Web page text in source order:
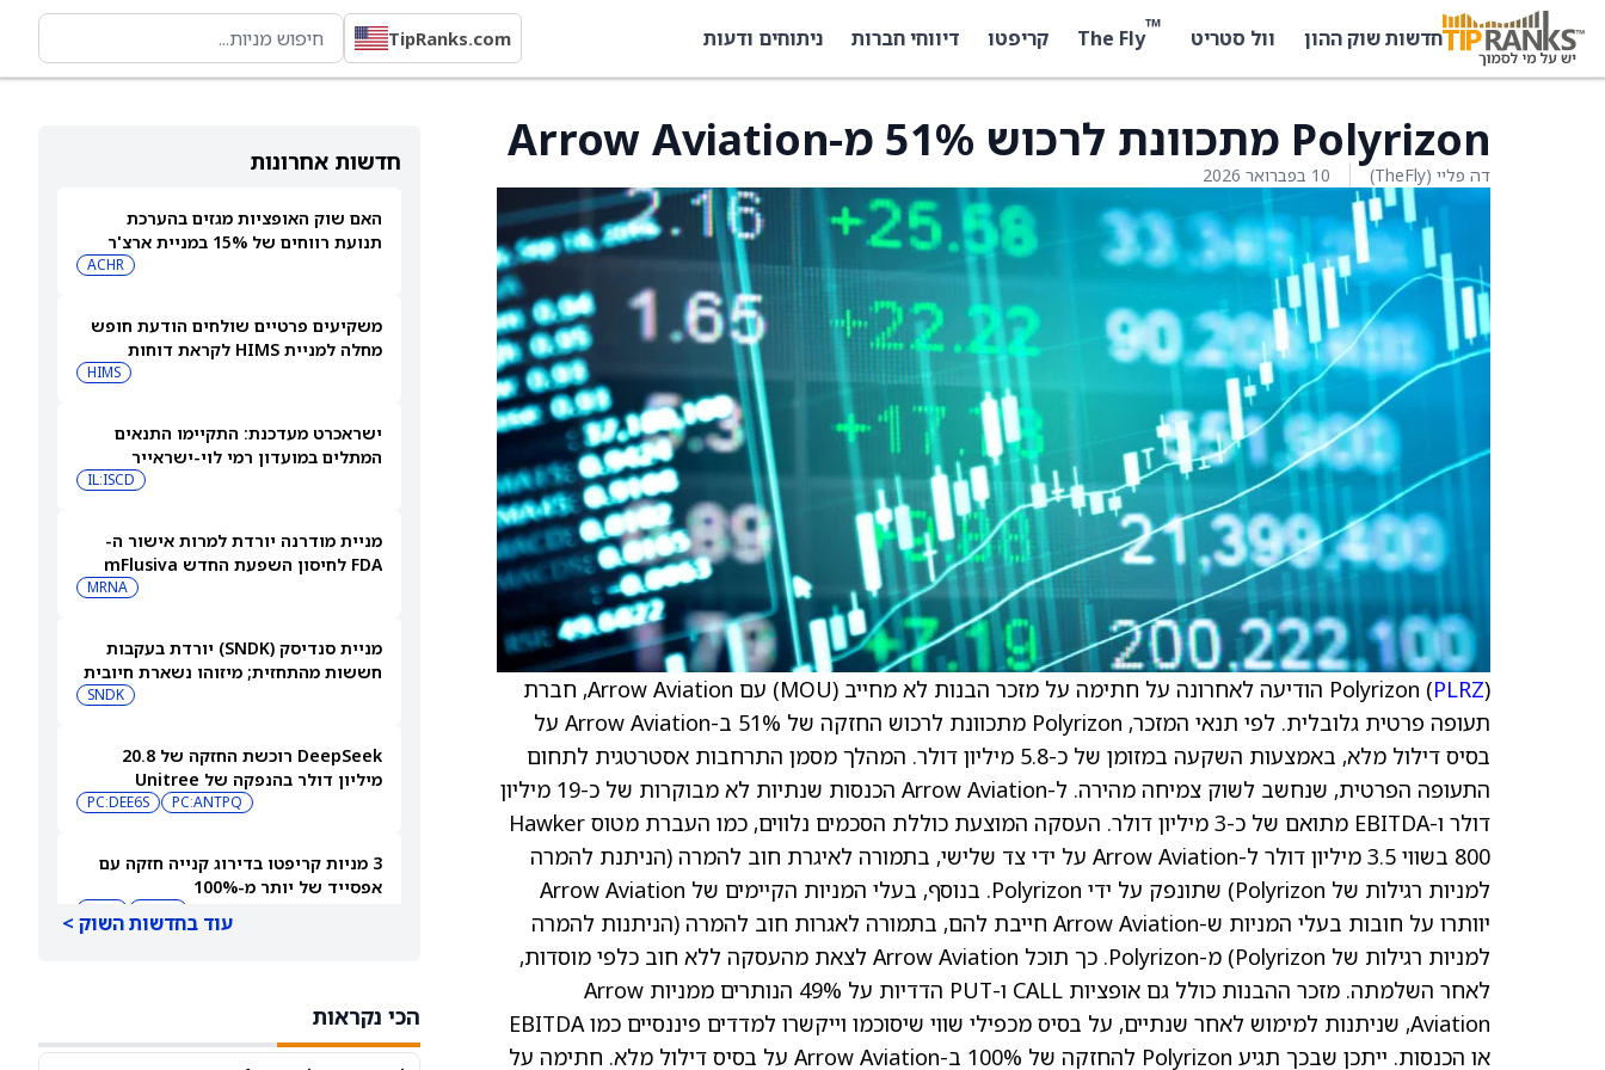
חדשות שוק ההון וול סטריט ™
The Fly קריפטו דיווחי חברות ניתוחים ודעות TipRanks.com
חדשות אחרונות
האם שוק האופציות מגזים בהערכת
תנועת רווחים של 15% במניית ארצ'ר
ACHR
משקיעים פרטיים שולחים הודעת חופש
מחלה למניית HIMS לקראת דוחות
HIMS
ישראכרט מעדכנת: התקיימו התנאים
המתלים במועדון רמי לוי-ישראייר
IL:ISCD
מניית מודרנה יורדת למרות אישור ה-
FDA לחיסון השפעת החדש mFlusiva
MRNA
מניית סנדיסק (SNDK) יורדת בעקבות
חששות מהתחזית; מיזוהו נשארת חיובית
SNDK
DeepSeek רוכשת החזקה של 20.8
מיליון דולר בהנפקה של Unitree
וחותמת על שותפות AI בתחום הרובוטים
PC:ANTPQ
PC:DEE6S
3 מניות קריפטו בדירוג קנייה חזקה עם
אפסייד של יותר מ-100%
עוד בחדשות השוק >
הכי נקראות
Polyrizon מתכוונת לרכוש 51% מ-Arrow Aviation
דה פליי (TheFly) 10 בפברואר 2026
Polyrizon (PLRZ
) הודיעה לאחרונה על חתימה על מזכר הבנות לא מחייב (MOU) עם Arrow Aviation, חברת
תעופה פרטית גלובלית. לפי תנאי המזכר, Polyrizon מתכוונת לרכוש החזקה של 51% ב-Arrow Aviation על
בסיס דילול מלא, באמצעות השקעה במזומן של כ-5.8 מיליון דולר. המהלך מסמן התרחבות אסטרטגית לתחום
התעופה הפרטית, שנחשב לשוק צמיחה מהירה. ל-Arrow Aviation הכנסות שנתיות לא מבוקרות של כ-19 מיליון
דולר ו-EBITDA מתואם של כ-3 מיליון דולר. העסקה המוצעת כוללת הסכמים נלווים, כמו העברת מטוס Hawker
800 בשווי 3.5 מיליון דולר ל-Arrow Aviation על ידי צד שלישי, בתמורה לאיגרת חוב להמרה (הניתנת להמרה
למניות רגילות של Polyrizon) שתונפק על ידי Polyrizon. בנוסף, בעלי המניות הקיימים של Arrow Aviation
יוותרו על חובות בעלי המניות ש-Arrow Aviation חייבת להם, בתמורה לאגרות חוב להמרה (הניתנות להמרה
למניות רגילות של Polyrizon) מ-Polyrizon. כך תוכל Arrow Aviation לצאת מהעסקה ללא חוב כלפי מוסדות,
לאחר השלמתה. מזכר ההבנות כולל גם אופציות CALL ו-PUT הדדיות על 49% הנותרים ממניות Arrow
Aviation, שניתנות למימוש לאחר שנתיים, על בסיס מכפילי שווי שיסוכמו וייקשרו למדדים פיננסיים כמו EBITDA
או הכנסות. ייתכן שבכך תגיע Polyrizon להחזקה של 100% ב-Arrow Aviation על בסיס דילול מלא. חתימה על